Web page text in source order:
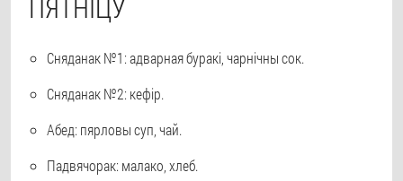
ПЯТНІЦУ
Сняданак №1: адварная буракі, чарнічны сок.
Сняданак №2: кефір.
Абед: пярловы суп, чай.
Падвячорак: малако, хлеб.